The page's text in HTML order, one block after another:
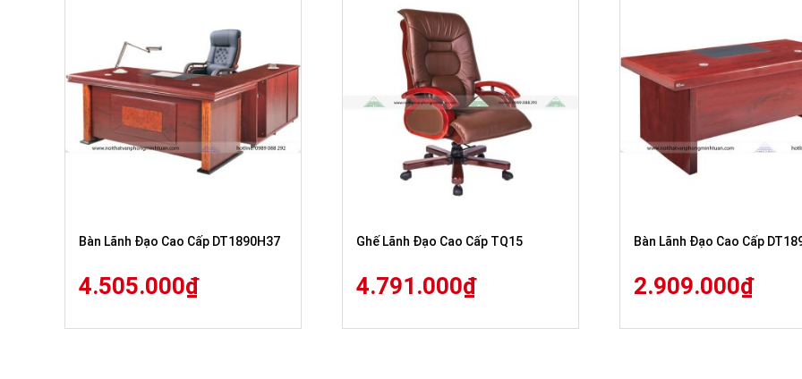
Bàn Lãnh Đạo Cao Cấp DT1890H37
4.505.000₫
Ghế Lãnh Đạo Cao Cấp TQ15
4.791.000₫
Bàn Lãnh Đạo Cao Cấp
2.909.000₫